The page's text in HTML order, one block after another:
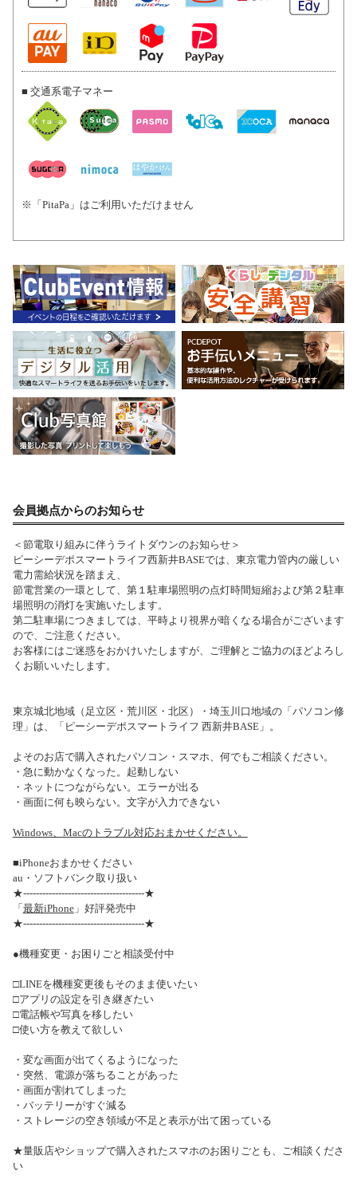
■ 交通系電子マネー
※「PitaPa」はご利用いただけません
会員拠点からのお知らせ
＜節電取り組みに伴うライトダウンのお知らせ＞
ピーシーデポスマートライフ西新井BASEでは、東京電力管内の厳しい
電力需給状況を踏まえ、
節電営業の一環として、第１駐車場照明の点灯時間短縮および第２駐車
場照明の消灯を実施いたします。
第二駐車場につきましては、平時より視界が暗くなる場合がございます
ので、ご注意ください。
お客様にはご迷惑をおかけいたしますが、ご理解とご協力のほどよろし
くお願いいたします。
東京城北地域（足立区・荒川区・北区）・埼玉川口地域の「パソコン修
理」は、「ピーシーデポスマートライフ 西新井BASE」。
よそのお店で購入されたパソコン・スマホ、何でもご相談ください。
・急に動かなくなった。起動しない
・ネットにつながらない。エラーが出る
・画面に何も映らない。文字が入力できない
Windows、Macのトラブル対応おまかせください。
■iPhoneおまかせください
au・ソフトバンク取り扱い
★--------------------------------------★
「 最新iPhone」好評発売中
★--------------------------------------★
●機種変更・お困りごと相談受付中
□LINEを機種変更後もそのまま使いたい
□アプリの設定を引き継ぎたい
□電話帳や写真を移したい
□使い方を教えて欲しい
・変な画面が出てくるようになった
・突然、電源が落ちることがあった
・画面が割れてしまった
・バッテリーがすぐ減る
・ストレージの空き領域が不足と表示が出て困っている
★量販店やショップで購入されたスマホのお困りごとも、ご相談くださ
い